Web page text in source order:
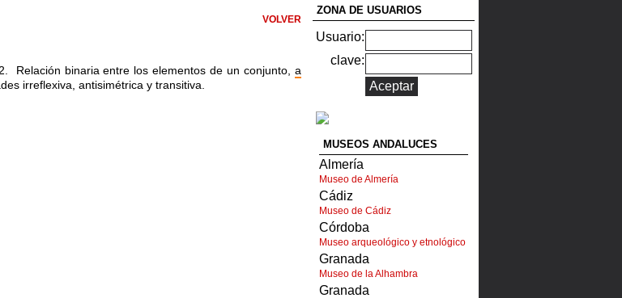
VOLVER
2. Relación binaria entre los elementos de un conjunto,a
irreflexiva, antisimétrica y transitiva.
ZONA DE USUARIOS
Usuario:
clave:
MUSEOS ANDALUCES
Almería
Museo de Almería
Cádiz
Museo de Cádiz
Córdoba
Museo arqueológico y etnológico
Granada
Museo de la Alhambra
Granada